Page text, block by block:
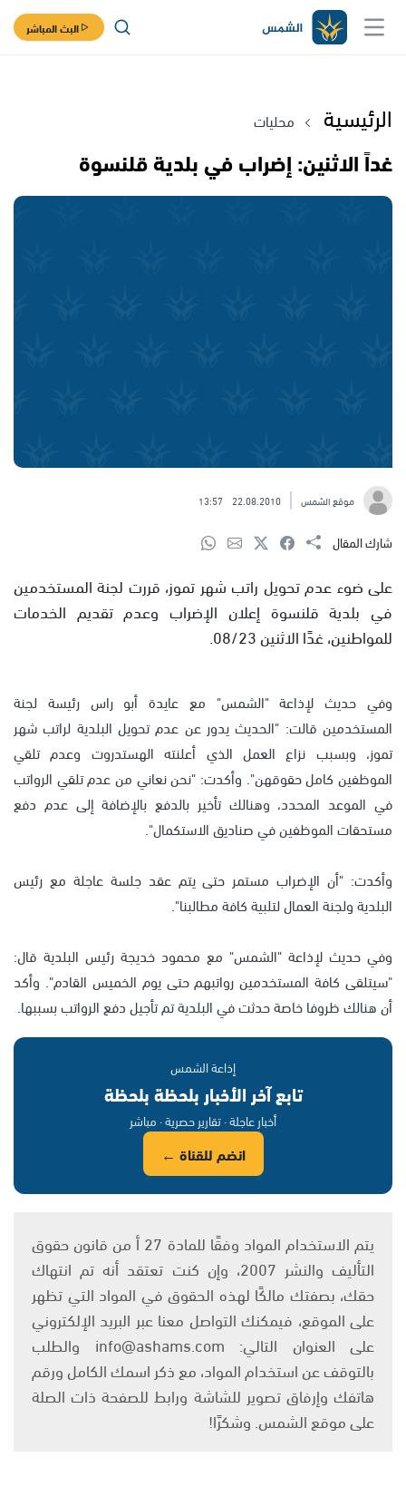
البث المباشر
الرئيسية محليات
غداً الاثنين: إضراب في بلدية قلنسوة
موقع الشمس 22.08.2010
13:57
شارك المقال
على ضوء عدم تحويل راتب شهر تموز، قررت لجنة المستخدمين
في بلدية قلنسوة إعلان الإضراب وعدم تقديم الخدمات
للمواطنين، غدًا الاثنين 08/23.
وفي حديث لإذاعة "الشمس" مع عايدة أبو راس رئيسة لجنة
المستخدمين قالت: "الحديث يدور عن عدم تحويل البلدية لراتب شهر
تموز، وبسبب نزاع العمل الذي أعلنته الهستدروت وعدم تلقي
الموظفين كامل حقوقهن". وأكدت: "نحن نعاني من عدم تلقي الرواتب
في الموعد المحدد، وهنالك تأخير بالدفع بالإضافة إلى عدم دفع
مستحقات الموظفين في صناديق الاستكمال".
وأكدت: "أن الإضراب مستمر حتى يتم عقد جلسة عاجلة مع رئيس
البلدية ولجنة العمال لتلبية كافة مطالبنا".
وفي حديث لإذاعة "الشمس" مع محمود خديجة رئيس البلدية قال:
"سيتلقى كافة المستخدمين رواتبهم حتى يوم الخميس القادم". وأكد
أن هنالك ظروفا خاصة حدثت في البلدية تم تأجيل دفع الرواتب بسببها.
إذاعة الشمس
تابع آخر الأخبار بلحظة بلحظة
أخبار عاجلة · تقارير حصرية · مباشر
انضم للقناة ←
يتم الاستخدام المواد وفقًا للمادة 27 أ من قانون حقوق
التأليف والنشر 2007، وإن كنت تعتقد أنه تم انتهاك
حقك، بصفتك مالكًا لهذه الحقوق في المواد التي تظهر
على الموقع، فيمكنك التواصل معنا عبر البريد الإلكتروني
على العنوان التالي: info@ashams.com والطلب
بالتوقف عن استخدام المواد، مع ذكر اسمك الكامل ورقم
هاتفك وإرفاق تصوير للشاشة ورابط للصفحة ذات الصلة
على موقع الشمس. وشكرًا!